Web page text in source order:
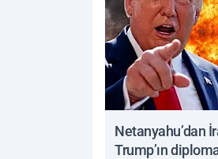
Netanyahu’dan
Trump’ın